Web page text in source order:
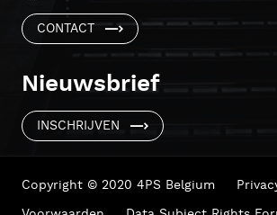
CONTACT
Nieuwsbrief
INSCHRIJVEN
Copyright © 2020 4PS Belgium